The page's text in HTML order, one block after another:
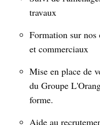
travaux
Formation sur
et commerciaux
Mise en place de
du Groupe
forme.
Aide au